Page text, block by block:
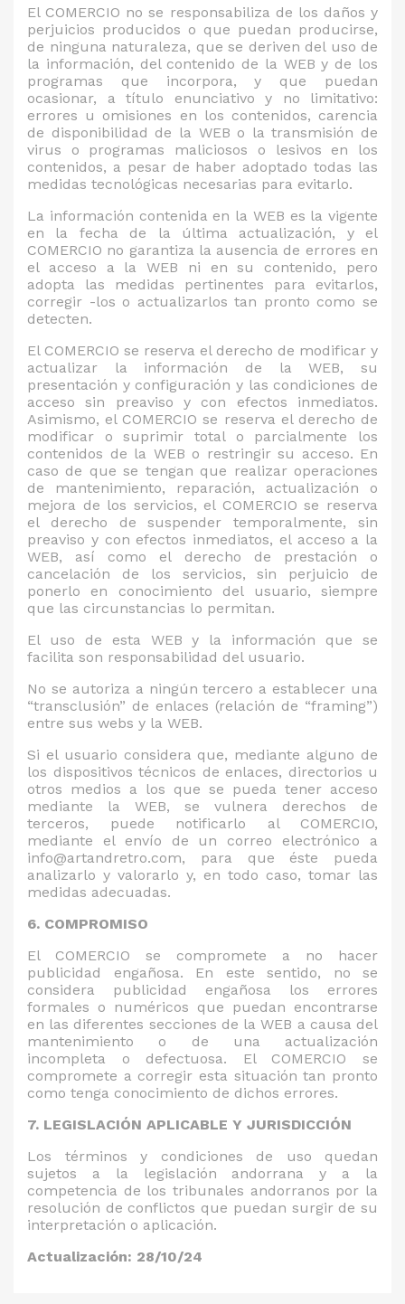
El COMERCIO no se responsabiliza de los daños y
perjuicios producidos o que puedan producirse,
de ninguna naturaleza, que se deriven del uso de
la información, del contenido de la WEB y de los
programas que incorpora, y que puedan
ocasionar, a título enunciativo y no limitativo:
errores u omisiones en los contenidos, carencia
de disponibilidad de la WEB o la transmisión de
virus o programas maliciosos o lesivos en los
contenidos, a pesar de haber adoptado todas las
medidas tecnológicas necesarias para evitarlo.
La información contenida en la WEB es la vigente
en la fecha de la última actualización, y el
COMERCIO no garantiza la ausencia de errores en
el acceso a la WEB ni en su contenido, pero
adopta las medidas pertinentes para evitarlos,
corregir -los o actualizarlos tan pronto como se
detecten.
El COMERCIO se reserva el derecho de modificar y
actualizar la información de la WEB, su
presentación y configuración y las condiciones de
acceso sin preaviso y con efectos inmediatos.
Asimismo, el COMERCIO se reserva el derecho de
modificar o suprimir total o parcialmente los
contenidos de la WEB o restringir su acceso. En
caso de que se tengan que realizar operaciones
de mantenimiento, reparación, actualización o
mejora de los servicios, el COMERCIO se reserva
el derecho de suspender temporalmente, sin
preaviso y con efectos inmediatos, el acceso a la
WEB, así como el derecho de prestación o
cancelación de los servicios, sin perjuicio de
ponerlo en conocimiento del usuario, siempre
que las circunstancias lo permitan.
El uso de esta WEB y la información que se
facilita son responsabilidad del usuario.
No se autoriza a ningún tercero a establecer una
“transclusión” de enlaces (relación de “framing”)
entre sus webs y la WEB.
Si el usuario considera que, mediante alguno de
los dispositivos técnicos de enlaces, directorios u
otros medios a los que se pueda tener acceso
mediante la WEB, se vulnera derechos de
terceros, puede notificarlo al COMERCIO,
mediante el envío de un correo electrónico a
info@artandretro.com, para que éste pueda
analizarlo y valorarlo y, en todo caso, tomar las
medidas adecuadas.
6. COMPROMISO
El COMERCIO se compromete a no hacer
publicidad engañosa. En este sentido, no se
considera publicidad engañosa los errores
formales o numéricos que puedan encontrarse
en las diferentes secciones de la WEB a causa del
mantenimiento o de una actualización
incompleta o defectuosa. El COMERCIO se
compromete a corregir esta situación tan pronto
como tenga conocimiento de dichos errores.
7. LEGISLACIÓN APLICABLE Y JURISDICCIÓN
Los términos y condiciones de uso quedan
sujetos a la legislación andorrana y a la
competencia de los tribunales andorranos por la
resolución de conflictos que puedan surgir de su
interpretación o aplicación.
Actualización: 28/10/24